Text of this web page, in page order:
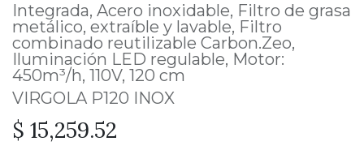
Integrada, Acero inoxidable, Filtro de grasa
metálico, extraíble y lavable, Filtro
combinado reutilizable Carbon.Zeo,
Iluminación LED regulable, Motor:
450m³/h, 110V, 120 cm
VIRGOLA P120 INOX
$ 15,259.52